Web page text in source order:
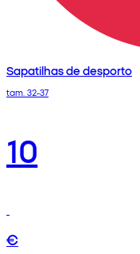
Sapatilhas de desporto
tam. 32-37
10
€